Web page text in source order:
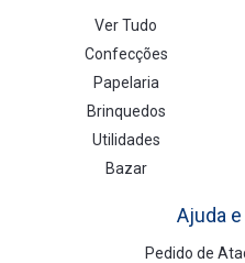
Ver Tudo
Confecções
Papelaria
Brinquedos
Utilidades
Bazar
Ajuda
Pedido de